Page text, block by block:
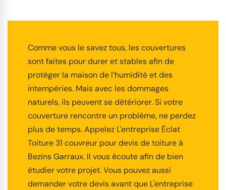
Comme vous le savez tous, les couvertures
sont faites pour durer et stables afin de
protéger la maison de l’humidité et des
intempéries. Mais avec les dommages
naturels, ils peuvent se détériorer. Si votre
couverture rencontre un problème, ne perdez
plus de temps. Appelez L'entreprise Éclat
Toiture 31 couvreur pour devis de toiture à
Bezins Garraux. Il vous écoute afin de bien
étudier votre projet. Vous pouvez aussi
demander votre devis avant que L'entreprise